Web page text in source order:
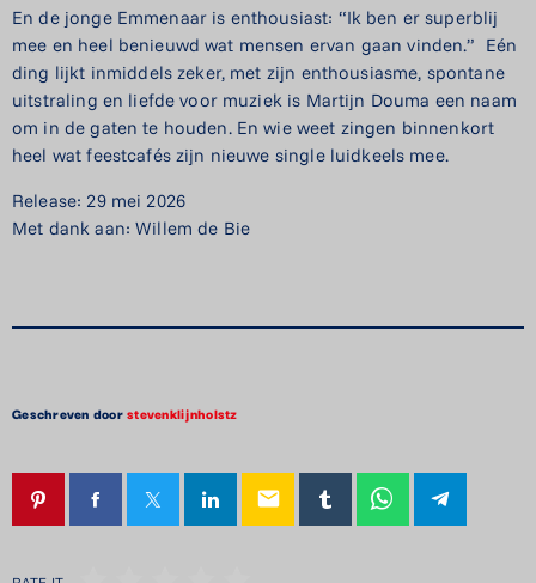
En de jonge Emmenaar is enthousiast: “Ik ben er superblij
mee en heel benieuwd wat mensen ervan gaan vinden.” Eén
ding lijkt inmiddels zeker, met zijn enthousiasme, spontane
uitstraling en liefde voor muziek is Martijn Douma een naam
om in de gaten te houden. En wie weet zingen binnenkort
heel wat feestcafés zijn nieuwe single luidkeels mee.
Release: 29 mei 2026
Met dank aan: Willem de Bie
Geschreven doorstevenklijnholstz
email